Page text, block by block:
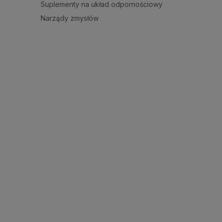
Suplementy na układ odpornościowy
Narządy zmysłów